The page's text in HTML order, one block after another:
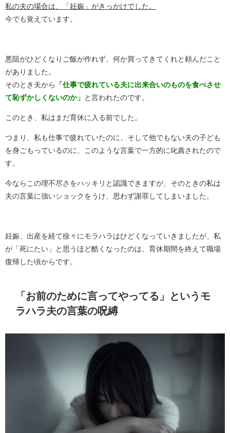
私の夫の場合は、「妊娠」がきっかけでした。
今でも覚えています。
悪阻がひどくなりご飯が作れず、何か買ってきてくれと頼んだこと
がありました。
そのとき夫から
「仕事で疲れている夫に出来合いのものを食べさせ
て恥ずかしくないのか」
と言われたのです。
このとき、私はまだ育休に入る前でした。
つまり、私も仕事で疲れていたのに、そして他でもない夫の子ども
を身ごもっているのに、このような言葉で一方的に叱責されたので
す。
今ならこの理不尽さをハッキリと認識できますが、そのときの私は
夫の言葉に強いショックをうけ、思わず謝罪してしまいました。
妊娠、出産を経て徐々にモラハラはひどくなっていきましたが、私
が「死にたい」と思うほど酷くなったのは、育休期間を終えて職場
復帰した頃からです。
「お前のために言ってやってる」というモ
ラハラ夫の言葉の呪縛